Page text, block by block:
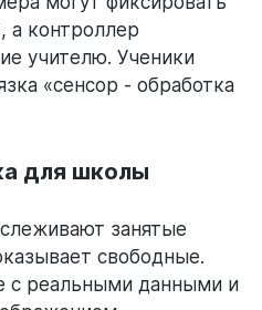
а контроллер
учителю. Ученики
«сенсор - обработка
для школы
занятые
свободные.
с реальными данными и